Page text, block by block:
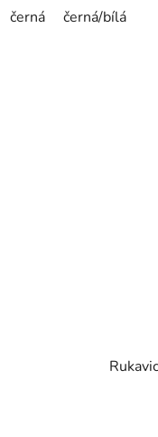
černá černá/bílá